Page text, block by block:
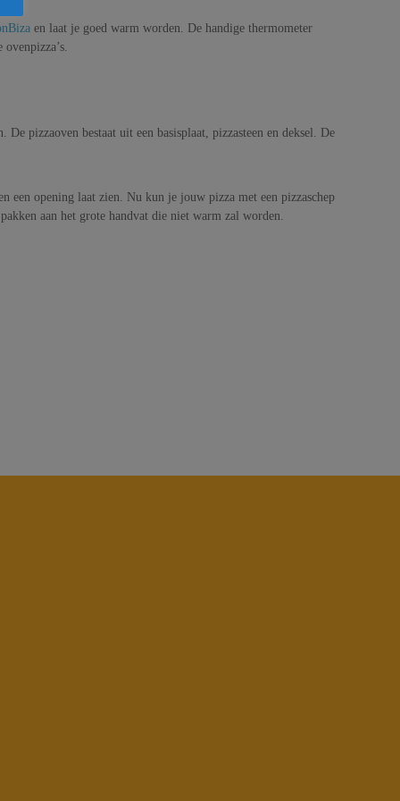
en laat je goed warm worden. De handige thermometer
pizzaoven bestaat uit een basisplaat, pizzasteen en deksel. De
een opening laat zien. Nu kun je jouw pizza met een pizzaschep
aan het grote handvat die niet warm zal worden.